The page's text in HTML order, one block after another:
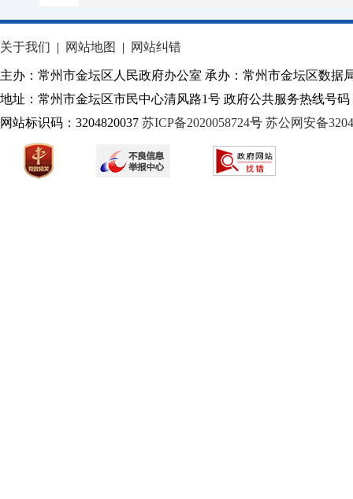
关于我们 | 网站地图 | 网站纠错
主办：常州市金坛区人民政府办公室 承办：常州市金坛区数据
地址：常州市金坛区市民中心清风路1号 政府公共服务热线号码
网站标识码：3204820037 苏ICP备2020058724号 苏公网安备